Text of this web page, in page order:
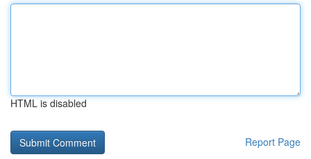
HTML is disabled
Report Page